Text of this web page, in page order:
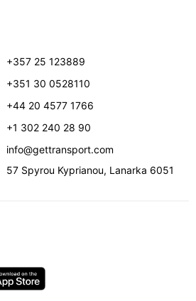
+357 25 123889
+351 30 0528110
+44 20 4577 1766
+1 302 240 28 90
info@gettransport.com
57 Spyrou Kyprianou, Lanarka 6051